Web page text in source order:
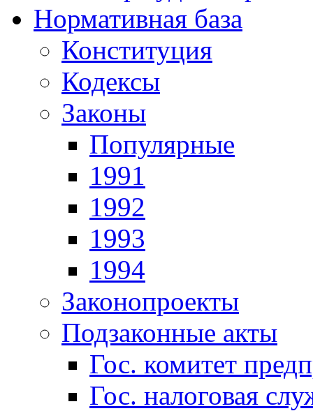
Нормативная база
Конституция
Кодексы
Законы
Популярные
1991
1992
1993
1994
Законопроекты
Подзаконные акты
Гос. комитет
Гос. налоговая